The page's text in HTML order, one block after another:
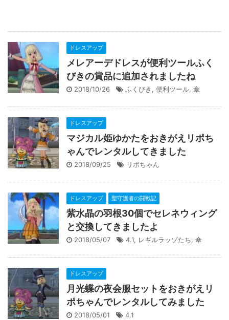
ドレスアップ
メレアーデドレスが便利ツールふく
びきの賞品に追加されましたね
2018/10/26 ふくびき , 便利ツール, 傘
ドレスアップ
マジカル姫ゆかたをおきがえリポち
ゃんでレンタルしてきました
2018/09/25 リポちゃん
ドレスアップ 聖守護者の闘戦記
紫水晶の羽根30個でセレネウィング
と交換してきましたよ
2018/05/07 4.1, レギルラッゾたち, 傘
ドレスアップ
月光蝶の夜会服セットをおきがえリ
ポちゃんでレンタルしてみました
2018/05/01 4.1